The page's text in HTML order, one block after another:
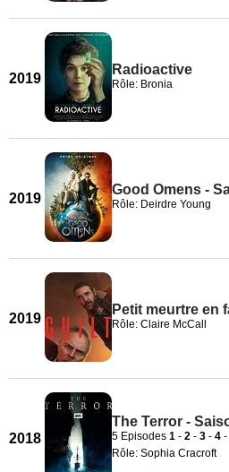
2019
Radioactive
Rôle: Bronia
2019
Good Omens -
Rôle: Deirdre Young
2019
Petit meurtre en
Rôle: Claire McCall
2018
The Terror -
5 Episodes 1 - 2 - 3 - 4 -
Rôle: Sophia Cracroft